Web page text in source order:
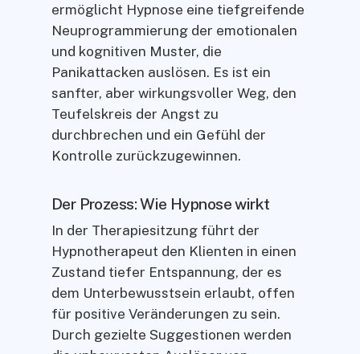
ermöglicht Hypnose eine tiefgreifende
Neuprogrammierung der emotionalen
und kognitiven Muster, die
Panikattacken auslösen. Es ist ein
sanfter, aber wirkungsvoller Weg, den
Teufelskreis der Angst zu
durchbrechen und ein Gefühl der
Kontrolle zurückzugewinnen.
Der Prozess: Wie Hypnose wirkt
In der Therapiesitzung führt der
Hypnotherapeut den Klienten in einen
Zustand tiefer Entspannung, der es
dem Unterbewusstsein erlaubt, offen
für positive Veränderungen zu sein.
Durch gezielte Suggestionen werden